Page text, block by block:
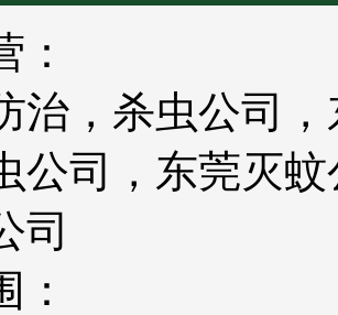
：
治，杀虫公司
公司，东莞灭
司
：